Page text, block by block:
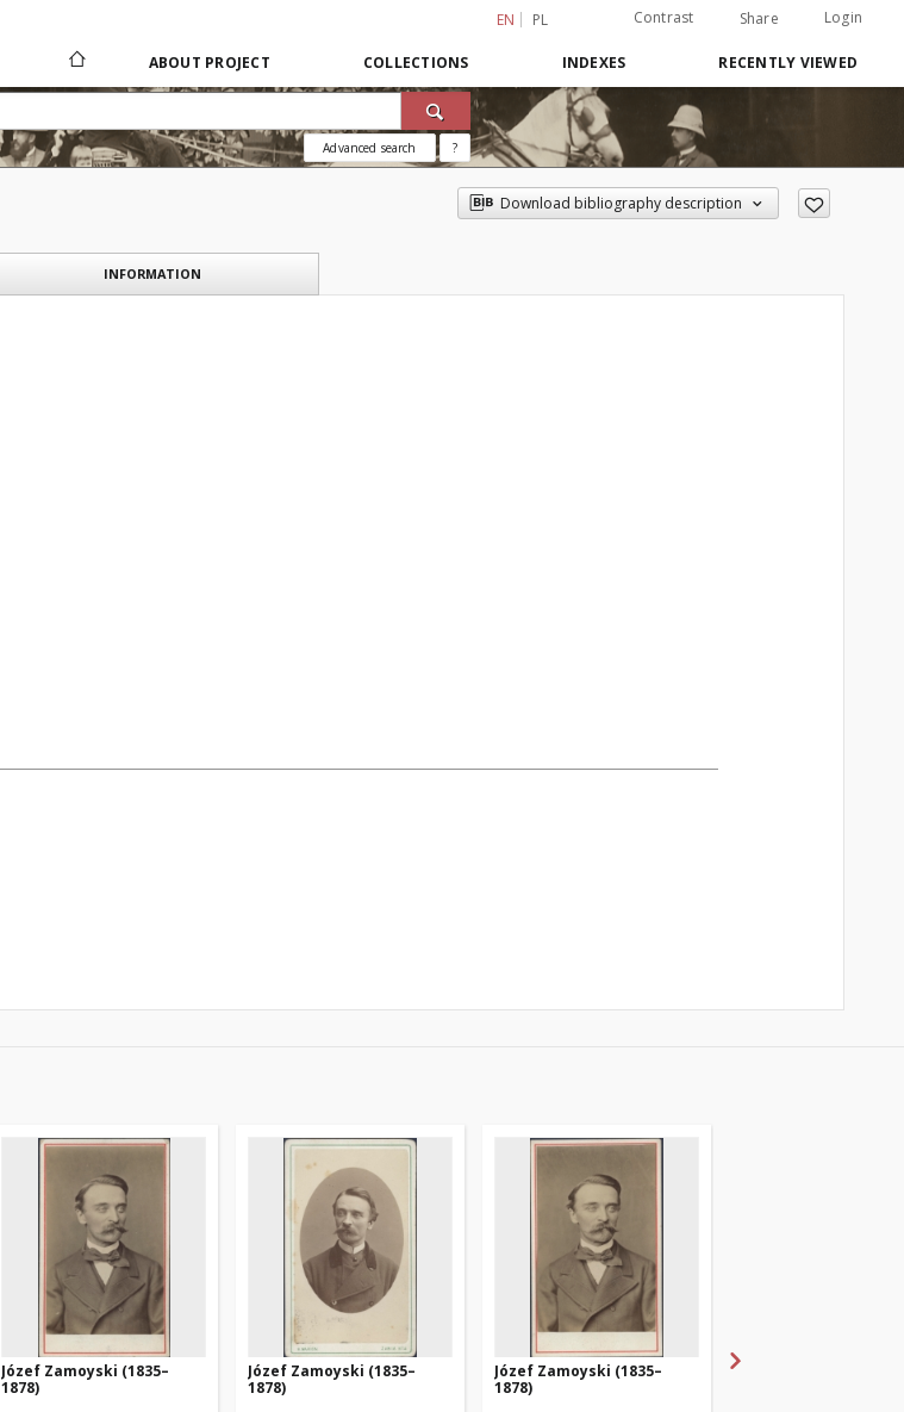
EN PL Contrast Share Login
ABOUT PROJECT COLLECTIONS INDEXES RECENTLY VIEWED
Advanced search ?
Download bibliography description
INFORMATION
Józef Zamoyski (1835–
1878)
Józef Zamoyski (1835–
1878)
Józef Zamoyski (1835–
1878)